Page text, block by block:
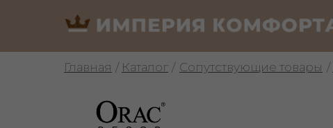
Главная / /
/ Сопутствующие товары
Каталог